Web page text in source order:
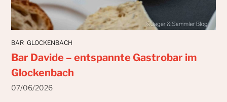
BAR GLOCKENBACH
Bar Davide – entspannte Gastrobar im
Glockenbach
07/06/2026